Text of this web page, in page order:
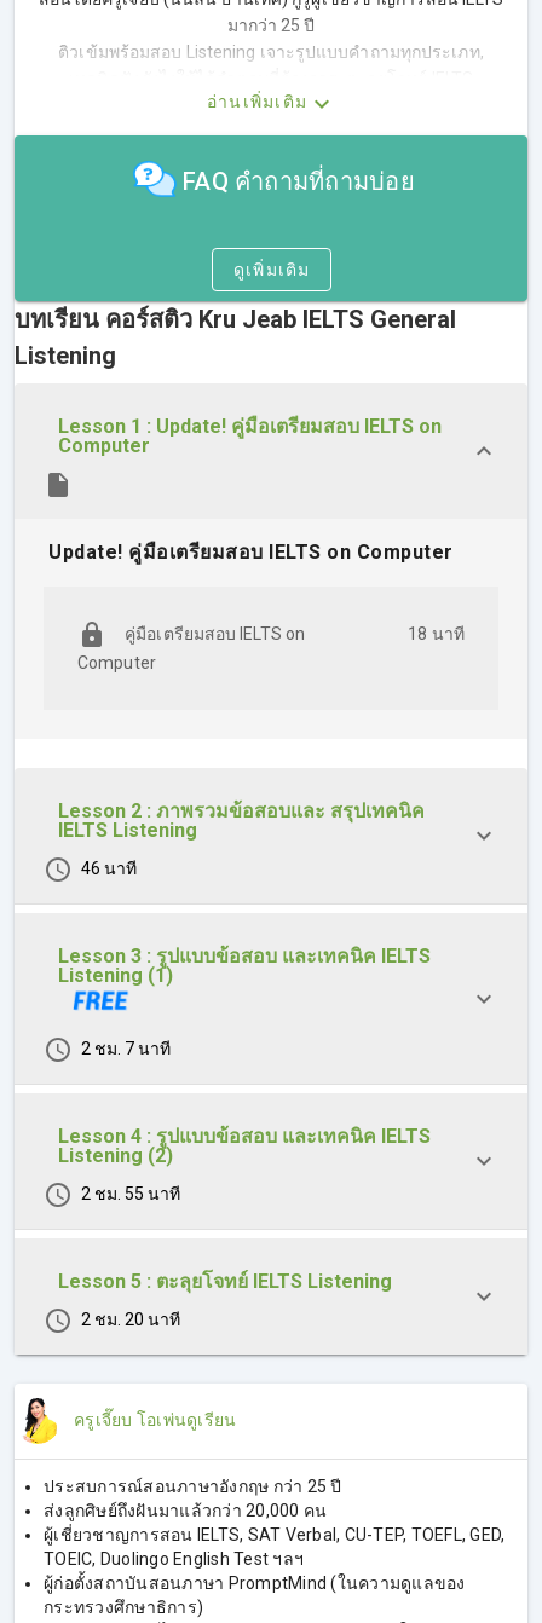
มากว่า 25 ปี
ติวเข้มพร้อมสอบ Listening เจาะรูปแบบคำถามทุกประเภท,
Listening เหมือนจริง
ลักษณะเนื้อหาที่ออกสอบ IELTS Listening
ข้อควรระวัง และเทคนิคการทำข้อสอบ
Table, Flow-chart, Summary Completion
และแบบมากกว่า 1 คำตอบ
เจาะลึกคำถามประเภท Matching Information
ตะลุยโจทย์ IELTS Listening ครบทั้ง 4 sections
อ่านเพิ่มเติม
FAQ คำถามที่ถามบ่อย
ดูเพิ่มเติม
บทเรียน คอร์สติว Kru Jeab IELTS General
Listening
Lesson 1 : Update! คู่มือเตรียมสอบ IELTS on
Computer
Update! คู่มือเตรียมสอบ IELTS on Computer
คู่มือเตรียมสอบ IELTS on
Computer
18 นาที
Lesson 2 : ภาพรวมข้อสอบและ สรุปเทคนิค
IELTS Listening
46 นาที
Lesson 3 : รูปแบบข้อสอบ และเทคนิค IELTS
Listening (1)
2 ชม. 7 นาที
Lesson 4 : รูปแบบข้อสอบ และเทคนิค IELTS
Listening (2)
2 ชม. 55 นาที
Lesson 5 : ตะลุยโจทย์ IELTS Listening
2 ชม. 20 นาที
ครูเจี๊ยบ โอเพ่นดูเรียน
ประสบการณ์สอนภาษาอังกฤษ กว่า 25 ปี
ส่งลูกศิษย์ถึงฝันมาแล้วกว่า 20,000 คน
ผู้เชี่ยวชาญการสอน IELTS, SAT Verbal, CU-TEP, TOEFL, GED,
TOEIC, Duolingo English Test ฯลฯ
ผู้ก่อตั้งสถาบันสอนภาษา PromptMind (ในความดูแลของ
กระทรวงศึกษาธิการ)